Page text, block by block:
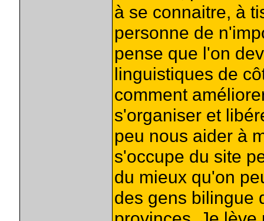
à se connaitre, à
personne de
pense que l'on
linguistiques de
comment
s'organiser et
peu nous aider à
s'occupe du site
du mieux qu'on
des gens bilingue